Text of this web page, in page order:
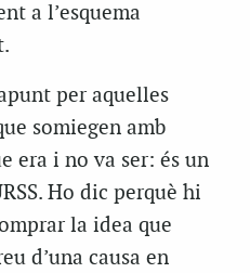
a l’esquema
per aquelles
somiegen amb
era i no va ser: és un
Ho dic perquè hi
la idea que
d’una causa en